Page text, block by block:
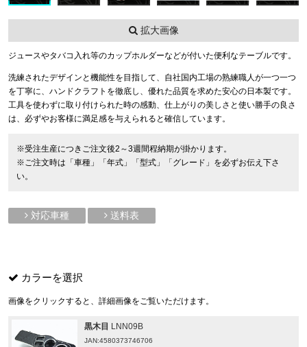
拡大画像
ジュースやタバコ入れ等のカップホルダーなどが付いた便利なテーブルです。
洗練されたデザインと機能性を目指して、自社国内工場の熟練職人が一つ一つ
を丁寧に、ハンドクラフトを徹底し、優れた品質を求めた安心の日本製です。
工具を使わずに取り付けられた時の感動、仕上がりの美しさと使い勝手の良さ
は、必ずやお客様に満足感を与えられると確信しています。
※受注生産につきご注文後2～3週間程納期が掛かります。
※ご注文時は「車種」「年式」「型式」「グレード」を必ずお伝え下さ
い。
対応車種 送料表
カラーを選択
画像をクリックすると、詳細画像をご覧いただけます。
黒木目 LNN09B
JAN:4580373746706